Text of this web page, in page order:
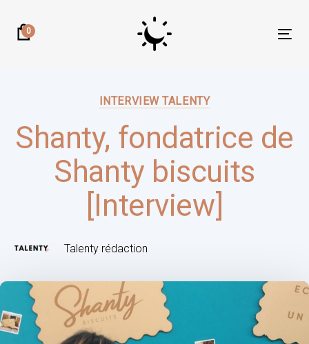
links
0
INTERVIEW TALENTY
Shanty, fondatrice de
Shanty biscuits
[Interview]
Talenty rédaction